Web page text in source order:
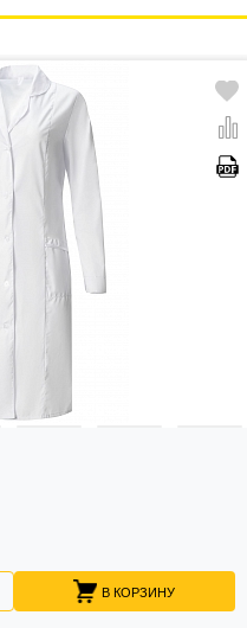
В КОРЗИНУ